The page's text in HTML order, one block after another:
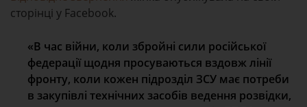
сторінці у Facebook.
«В час війни, коли збройні сили російської
федерації щодня просуваються вздовж лінії
фронту, коли кожен підрозділ ЗСУ має потреби
в закупівлі технічних засобів ведення розвідки,